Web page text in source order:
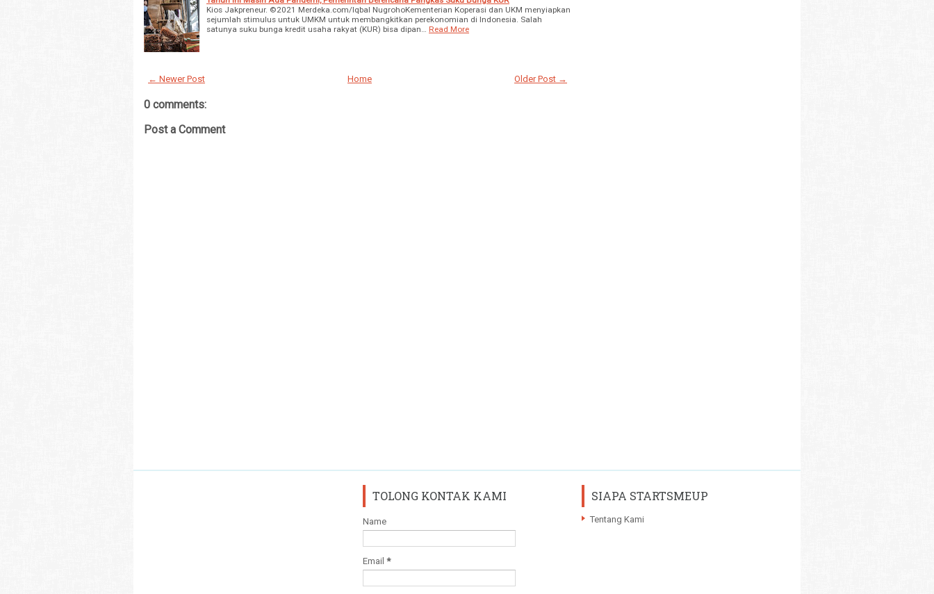
Kios Jakpreneur. ©2021 Merdeka.com/Iqbal NugrohoKementerian Koperasi dan UKM menyiapkan
sejumlah stimulus untuk UMKM untuk membangkitkan perekonomian di Indonesia. Salah
satunya suku bunga kredit usaha rakyat (KUR) bisa dipan…
Read More
← Newer Post Older Post →
Home
0 comments:
Post a Comment
TOLONG KONTAK KAMI
Name
Email *
SIAPA STARTSMEUP
Tentang Kami